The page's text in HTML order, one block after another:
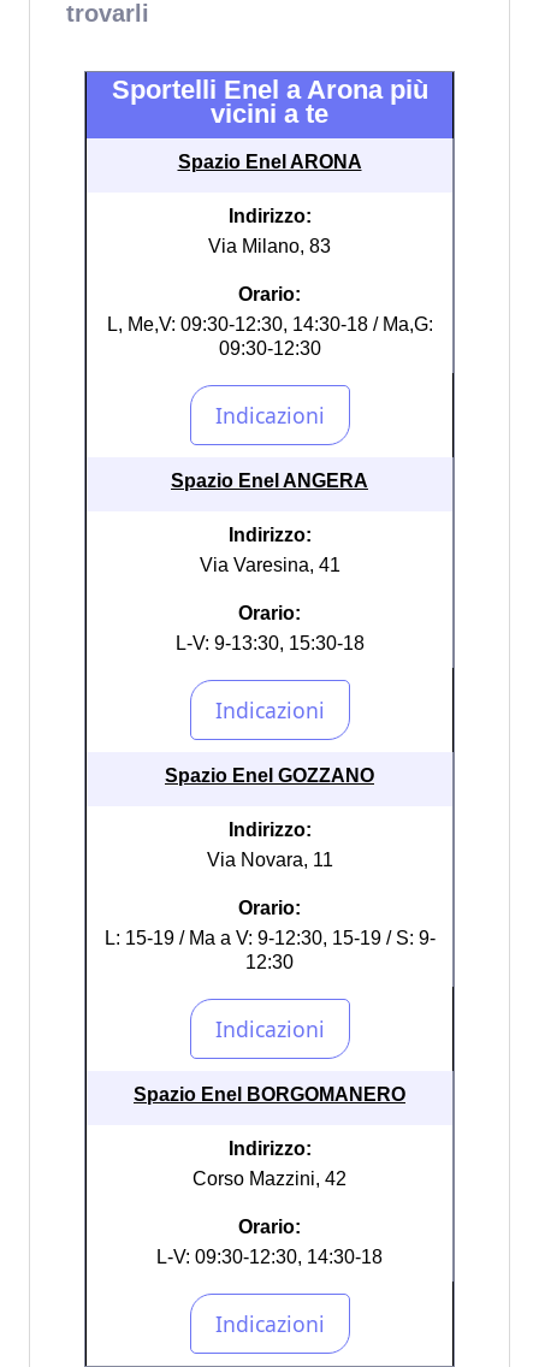
trovarli
Sportelli Enel a Arona più
vicini a te
Spazio Enel ARONA
Indirizzo:
Via Milano, 83
Orario:
L, Me,V: 09:30-12:30, 14:30-18 / Ma,G:
09:30-12:30
Spazio Enel ANGERA
Indirizzo:
Via Varesina, 41
Orario:
L-V: 9-13:30, 15:30-18
Spazio Enel GOZZANO
Indirizzo:
Via Novara, 11
Orario:
L: 15-19 / Ma a V: 9-12:30, 15-19 / S: 9-
12:30
Spazio Enel BORGOMANERO
Indirizzo:
Corso Mazzini, 42
Orario:
L-V: 09:30-12:30, 14:30-18